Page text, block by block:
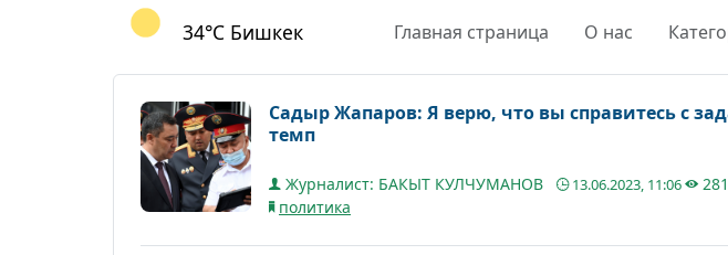
34°C Бишкек Главная страница О нас
Садыр Жапаров: Я верю, что вы справитесь с
темп
Журналист: БАКЫТ КУЛЧУМАНОВ 13.06.2023, 11:06
политика